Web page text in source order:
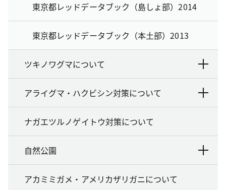
東京都レッドデータブック（島しょ部）2014
東京都レッドデータブック（本土部）2013
ツキノワグマについて
アライグマ・ハクビシン対策について
ナガエツルノゲイトウ対策について
自然公園
アカミミガメ・アメリカザリガニについて